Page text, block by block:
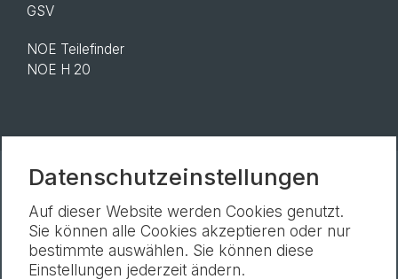
GSV
NOE Teilefinder
NOE H 20
Cookie-Einstellungen
Datenschutzeinstellungen
Auf dieser Website werden Cookies genutzt.
Sie können alle Cookies akzeptieren oder nur
bestimmte auswählen. Sie können diese
Einstellungen jederzeit ändern.